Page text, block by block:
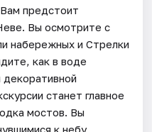
предстоит
Вы осмотрите с
набережных и Стрелки
как в воде
станет главное
мостов. Вы
к небу